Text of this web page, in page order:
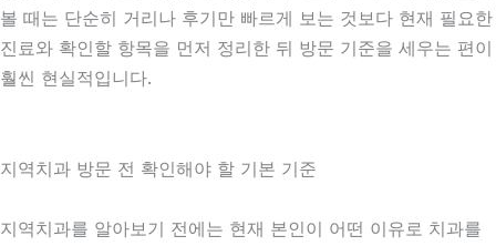
볼 때는 단순히 거리나 후기만 빠르게 보는 것보다 현재 필요한
진료와 확인할 항목을 먼저 정리한 뒤 방문 기준을 세우는 편이
훨씬 현실적입니다.
지역치과 방문 전 확인해야 할 기본 기준
지역치과를 알아보기 전에는 현재 본인이 어떤 이유로 치과를